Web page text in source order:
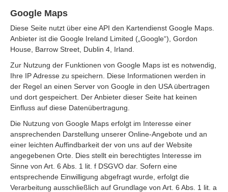
Google Maps
Diese Seite nutzt über eine API den Kartendienst Google Maps.
Anbieter ist die Google Ireland Limited („Google“), Gordon
House, Barrow Street, Dublin 4, Irland.
Zur Nutzung der Funktionen von Google Maps ist es notwendig,
Ihre IP Adresse zu speichern. Diese Informationen werden in
der Regel an einen Server von Google in den USA übertragen
und dort gespeichert. Der Anbieter dieser Seite hat keinen
Einfluss auf diese Datenübertragung.
Die Nutzung von Google Maps erfolgt im Interesse einer
ansprechenden Darstellung unserer Online-Angebote und an
einer leichten Auffindbarkeit der von uns auf der Website
angegebenen Orte. Dies stellt ein berechtigtes Interesse im
Sinne von Art. 6 Abs. 1 lit. f DSGVO dar. Sofern eine
entsprechende Einwilligung abgefragt wurde, erfolgt die
Verarbeitung ausschließlich auf Grundlage von Art. 6 Abs. 1 lit. a